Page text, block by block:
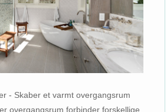
- Skaber et varmt overgangsrum
overgangsrum forbinder forskellige